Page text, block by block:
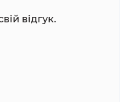
відгук.